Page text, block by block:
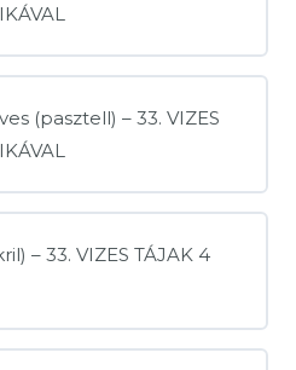
(pasztell) – 33. VIZES
– 33. VIZES TÁJAK 4